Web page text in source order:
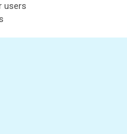
users